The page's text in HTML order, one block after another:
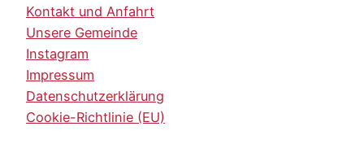
Kontakt und Anfahrt
Unsere Gemeinde
Instagram
Impressum
Datenschutzerklärung
Cookie-Richtlinie (EU)